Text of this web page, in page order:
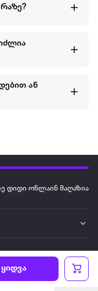
ყიდვა
ან
დიდი ონლაინ მაღაზია